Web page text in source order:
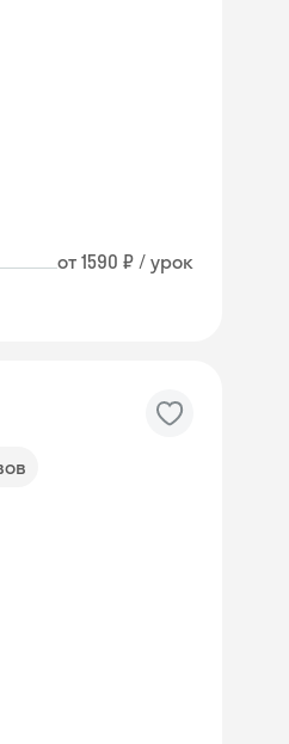
от 1590 ₽ / урок